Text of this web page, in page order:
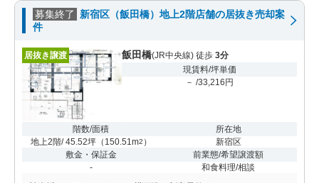
募集終了
新宿区（飯田橋）地上2階店舗の居抜き売却案
件
居抜き譲渡 飯田橋(JR中央線) 徒歩 3分
現賃料/坪単価
－ /33,216円
階数/面積
地上2階/ 45.52坪（ 150.51m2 ）
所在地
新宿区
敷金・保証金
-
前業態/希望譲渡額
和食料理/相談